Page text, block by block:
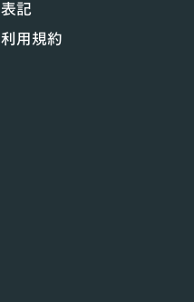
表記
利用規約